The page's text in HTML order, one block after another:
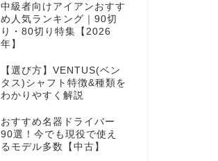
中級者向けアイアンおすす
め人気ランキング｜90切
り・80切り特集【2026
年】
【選び方】VENTUS(ベン
タス)シャフト特徴&種類を
わかりやすく解説
おすすめ名器ドライバー
90選！今でも現役で使え
るモデル多数【中古】